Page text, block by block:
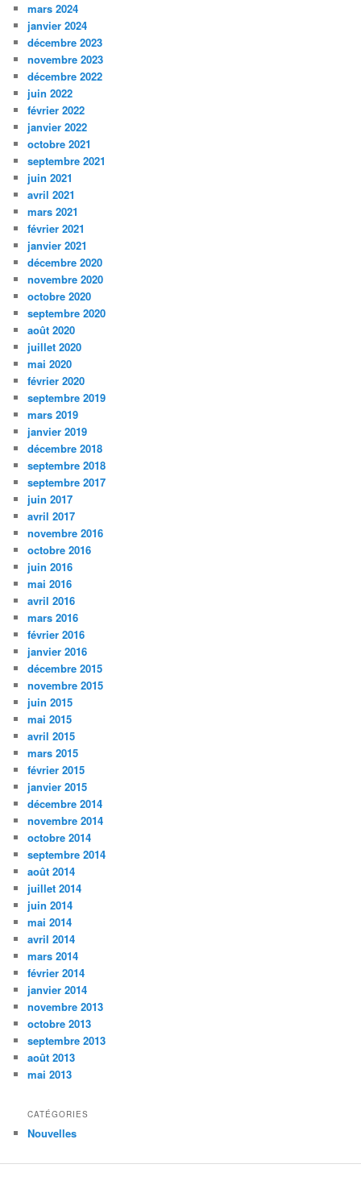
mars 2024
janvier 2024
décembre 2023
novembre 2023
décembre 2022
juin 2022
février 2022
janvier 2022
octobre 2021
septembre 2021
juin 2021
avril 2021
mars 2021
février 2021
janvier 2021
décembre 2020
novembre 2020
octobre 2020
septembre 2020
août 2020
juillet 2020
mai 2020
février 2020
septembre 2019
mars 2019
janvier 2019
décembre 2018
septembre 2018
septembre 2017
juin 2017
avril 2017
novembre 2016
octobre 2016
juin 2016
mai 2016
avril 2016
mars 2016
février 2016
janvier 2016
décembre 2015
novembre 2015
juin 2015
mai 2015
avril 2015
mars 2015
février 2015
janvier 2015
décembre 2014
novembre 2014
octobre 2014
septembre 2014
août 2014
juillet 2014
juin 2014
mai 2014
avril 2014
mars 2014
février 2014
janvier 2014
novembre 2013
octobre 2013
septembre 2013
août 2013
mai 2013
CATÉGORIES
Nouvelles